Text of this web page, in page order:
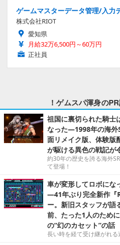
ゲームマスターデータ管理/入力
株式会社RIOT
愛知県
月給32万6,500円～60万円
正社員
！ゲムスパ渾身の
祖国に裏切られた騎士
なった―1998年の海外
面リメイク版、体験版
が駆ける異色の戦記が
約30年の歴史を誇る海外
て登場！
車が変形してロボにな
―41年ぶり完全新作『
ー。新旧スタッフが語
前、たった1人のため
の“幻のカセット”の話
長い時を経て受け継がれる